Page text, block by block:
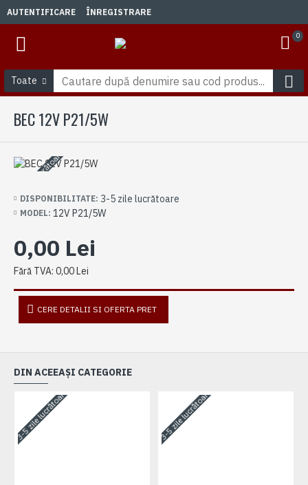
AUTENTIFICARE ÎNREGISTRARE
0
Toate
BEC 12V P21/5W
3-5 zile lucrătoare
DISPONIBILITATE: 3-5 zile lucrătoare
MODEL: 12V P21/5W
0,00 Lei
Fără TVA: 0,00 Lei
CERE DETALII SI OFERTA PRET
DIN ACEEAȘI CATEGORIE
3-5 zile lucrătoare 3-5 zile lucrătoare